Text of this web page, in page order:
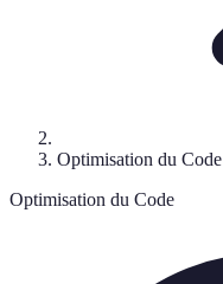
Optimisation du Code
Optimisation du Code